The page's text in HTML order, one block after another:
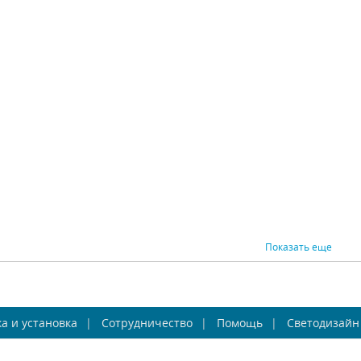
Osgona Champa
Nero 879627
Бра Osgona Stregaro
694621
Бра
Показать еще
и установка Сотрудничество Помощь Светодизайн